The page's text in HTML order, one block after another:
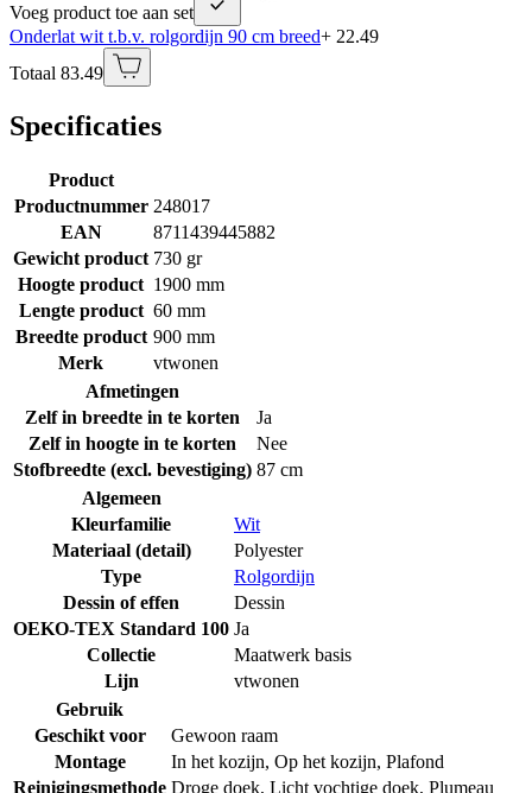
Voeg product toe aan set
Onderlat wit t.b.v. rolgordijn 90 cm breed+ 22.49
Totaal 83.49
Specificaties
Product
Productnummer 248017
EAN
8711439445882
Gewicht product 730 gr
Hoogte product 1900 mm
Lengte product 60 mm
Breedte product 900 mm
Merk
vtwonen
Afmetingen
Zelf in breedte in te korten
Ja
Zelf in hoogte in te korten
Nee
Stofbreedte (excl. bevestiging) 87 cm
Algemeen
Kleurfamilie
Wit
Materiaal (detail)
Polyester
Type
Rolgordijn
Dessin of effen
Dessin
OEKO-TEX Standard 100 Ja
Collectie
Maatwerk basis
Lijn
vtwonen
Gebruik
Geschikt voor
Gewoon raam
Montage
In het kozijn, Op het kozijn, Plafond
Reinigingsmethode Droge doek, Licht vochtige doek, Plumeau